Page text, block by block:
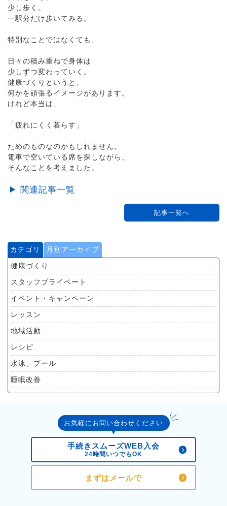
少し歩く。
一駅分だけ歩いてみる。
特別なことではなくても、
日々の積み重ねで身体は
少しずつ変わっていく。
健康づくりというと、
何かを頑張るイメージがあります。
けれど本当は、
「疲れにくく暮らす」
ためのものなのかもしれません。
電車で空いている席を探しながら、
そんなことを考えました。
関連記事一覧
記事一覧へ
カテゴリ
月別アーカイブ
健康づくり
スタッフプライベート
イベント・キャンペーン
レッスン
地域活動
レシピ
水泳、プール
睡眠改善
スタジオレッスン紹介
お気軽にお問い合わせください
手続きスムーズWEB入会
24時間いつでもOK
まずはメールで